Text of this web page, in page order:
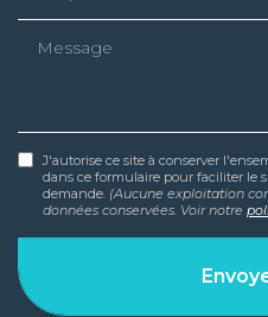
Message
J'autorise ce site à conserver
dans ce formulaire pour faciliter le
demande. (Aucune exploitation
données conservées. Voir notre